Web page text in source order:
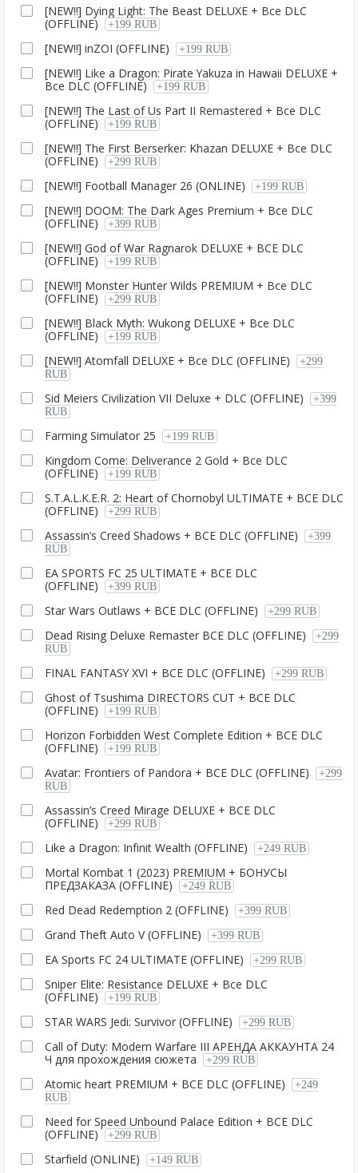
[NEW!!] Dying Light: The Beast DELUXE + Все DLC
(OFFLINE)
+199 RUB
[NEW!!] inZOI (OFFLINE) +199 RUB
[NEW!!] Like a Dragon: Pirate Yakuza in Hawaii DELUXE +
Все DLC (OFFLINE)
+199 RUB
[NEW!!] The Last of Us Part II Remastered + Все DLC
(OFFLINE)
+199 RUB
[NEW!!] The First Berserker: Khazan DELUXE + Все DLC
(OFFLINE)
+299 RUB
[NEW!!] Football Manager 26 (ONLINE) +199 RUB
[NEW!!] DOOM: The Dark Ages Premium + Все DLC
(OFFLINE)
+399 RUB
[NEW!!] God of War Ragnаrok DELUXE + ВСЕ DLC
(OFFLINE)
+199 RUB
[NEW!!] Monster Hunter Wilds PREMIUM + Все DLC
(OFFLINE)
+299 RUB
[NEW!!] Black Myth: Wukong DELUXE + Все DLC
(OFFLINE)
+199 RUB
[NEW!!] Atomfall DELUXE + Все DLC (OFFLINE)
+299
RUB
Sid Meiers Civilization VII Deluxe + DLC (OFFLINE)
+399
RUB
Farming Simulator 25 +199 RUB
Kingdom Come: Deliverance 2 Gold + Все DLC
(OFFLINE)
+199 RUB
S.T.A.L.K.E.R. 2: Heart of Chornobyl ULTIMATE + ВСЕ DLC
(OFFLINE)
+299 RUB
Assassin’s Creed Shadows + ВСЕ DLC (OFFLINE)
+399
RUB
EA SPORTS FC 25 ULTIMATE + ВСЕ DLC
(OFFLINE)
+399 RUB
Star Wars Outlaws + ВСЕ DLC (OFFLINE) +299 RUB
Dead Rising Deluxe Remaster ВСЕ DLC (OFFLINE)
+299
RUB
FINAL FANTASY XVI + ВСЕ DLC (OFFLINE) +299 RUB
Ghost of Tsushima DIRECTORS CUT + ВСЕ DLC
(OFFLINE)
+199 RUB
Horizon Forbidden West Complete Edition + ВСЕ DLC
(OFFLINE)
+199 RUB
Avatar: Frontiers of Pandora + ВСЕ DLC (OFFLINE)
+299
RUB
Assassin’s Creed Mirage DELUXE + ВСЕ DLC
(OFFLINE)
+299 RUB
Like a Dragon: Infinit Wealth (OFFLINE) +249 RUB
Mortal Kombat 1 (2023) PREMIUM + БОНУСЫ
ПРЕДЗАКАЗА (OFFLINE)
+249 RUB
Red Dead Redemption 2 (OFFLINE) +399 RUB
Grаnd Theft Auto V (OFFLINE) +399 RUB
EA Sports FC 24 ULTIMATE (OFFLINE) +299 RUB
Sniper Elite: Resistance DELUXE + Все DLC
(OFFLINE)
+199 RUB
STAR WARS Jedi: Survivor (OFFLINE) +299 RUB
Call of Duty: Modern Warfare III АРЕНДА АККАУНТА 24
Ч для прохождения сюжета
+299 RUB
Atomic heart PREMIUM + ВСЕ DLC (OFFLINE)
+249
RUB
Need for Speed Unbound Palace Edition + ВСЕ DLC
(OFFLINE)
+299 RUB
Starfield (ONLINE) +149 RUB